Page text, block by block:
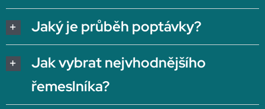
Jaký je průběh poptávky?
Jak vybrat nejvhodnějšího
řemeslníka?